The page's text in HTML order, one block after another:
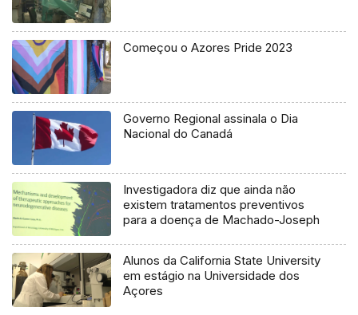
Começou o Azores Pride 2023
Governo Regional assinala o Dia
Nacional do Canadá
Investigadora diz que ainda não
existem tratamentos preventivos
para a doença de Machado-Joseph
Alunos da California State University
em estágio na Universidade dos
Açores